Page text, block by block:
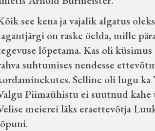
see kena ja vajalik algatus
on raske öelda, mille
lõpetama. Kas oli
suhtumises nendesse
Selline oli lugu
Piimaühistu ei suutnud
meierei läks eraettevõtja